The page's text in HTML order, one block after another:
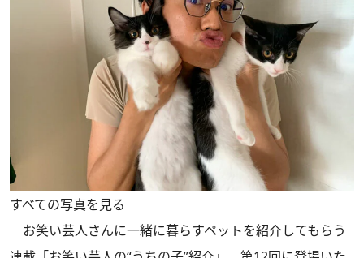
すべての写真を見る
お笑い芸人さんに一緒に暮らすペットを紹介してもらう